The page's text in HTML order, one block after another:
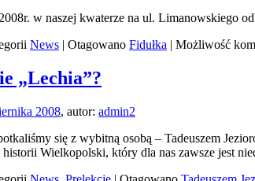
w naszej kwaterze na ul. Limanowskiego
News | Otagowano Fidułka | Możliwość
„Lechia”?
2008, autor: admin2
się z wybitną osobą – Tadeuszem
Wielkopolski, który dla nas zawsze jest